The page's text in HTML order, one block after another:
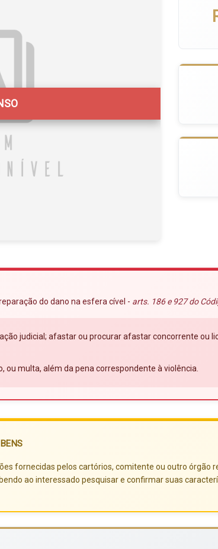
do dano na esfera cível - arts. 186 e 927 do
judicial; afastar ou procurar afastar concorrente ou
ou multa, além da pena correspondente à violência.
fornecidas pelos cartórios, comitente ou outro órgão
ao interessado pesquisar e confirmar suas